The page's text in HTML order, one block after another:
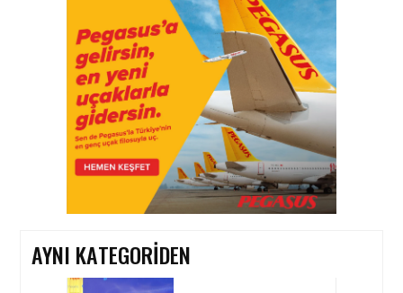
AYNI KATEGORIDEN
HAVACILIK • 08 AĞU 2026
TÜRK HAVA YOLLARI’NIN
STRATEJIK DÖNÜŞÜM
HIKAYESI: YIRMIBIRINCI
YÜZYIL GÖKTÜRKLERI
HAVACILIK • 06 AĞU 2026
HITIT BILIŞIM 500’DE
SEKTÖREL YAZILIM
BIRINCISI